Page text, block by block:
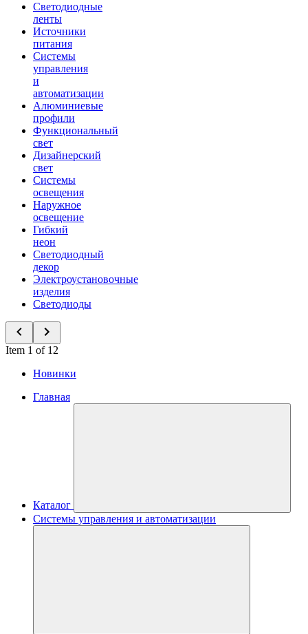
Светодиодные
ленты
Источники
питания
Системы
управления
и
автоматизации
Алюминиевые
профили
Функциональный
свет
Дизайнерский
свет
Системы
освещения
Наружное
освещение
Гибкий
неон
Светодиодный
декор
Электроустановочные
изделия
Светодиоды
Item 1 of 12
Новинки
Главная
Каталог
Системы управления и автоматизации